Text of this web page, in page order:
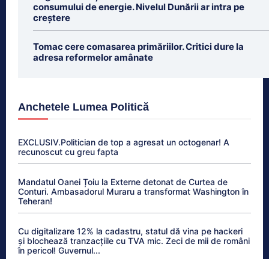
consumului de energie. Nivelul Dunării ar intra pe
creștere
Tomac cere comasarea primăriilor. Critici dure la
adresa reformelor amânate
Anchetele Lumea Politică
EXCLUSIV.Politician de top a agresat un octogenar! A
recunoscut cu greu fapta
Mandatul Oanei Țoiu la Externe detonat de Curtea de
Conturi. Ambasadorul Muraru a transformat Washington în
Teheran!
Cu digitalizare 12% la cadastru, statul dă vina pe hackeri
și blochează tranzacțiile cu TVA mic. Zeci de mii de români
în pericol! Guvernul...